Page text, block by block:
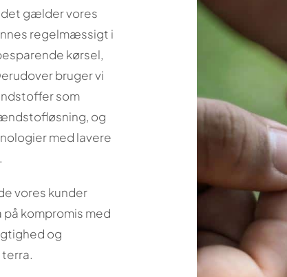
gælder vores
regelmæssigt i
kørsel,
bruger vi
som
og
med lavere
vores kunder
kompromis med
og